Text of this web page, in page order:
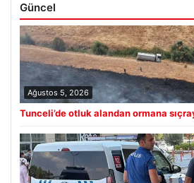
Güncel
Ağustos 5, 2026
Tunceli’de otluk alandan ormana